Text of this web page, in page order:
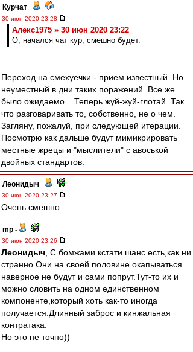
Курчат -
30 июн 2020 23:28
Алекс1975 » 30 июн 2020 23:22
О, начался чат кур, смешно будет.
Переход на смехуечки - прием известный. Но
неуместный в дни таких поражений. Все же
было ожидаемо... Теперь жуй-жуй-глотай. Так
что разговаривать то, собственно, не о чем.
Загляну, пожалуй, при следующей итерации.
Посмотрю как дальше будут мимикрировать
местные жрецы и "мыслители" с авоськой
двойных стандартов.
Леонидыч -
30 июн 2020 23:27
Очень смешно...
mp -
30 июн 2020 23:26
Леонидыч , С бомжами кстати шанс есть,как ни
странно.Они на своей половине окапываться
наверное не будут и сами попрут.Тут-то их и
можно словить на одном единственном
компоненте,который хоть как-то иногда
получается.Длинный заброс и кинжальная
контратака.
Но это не точно))